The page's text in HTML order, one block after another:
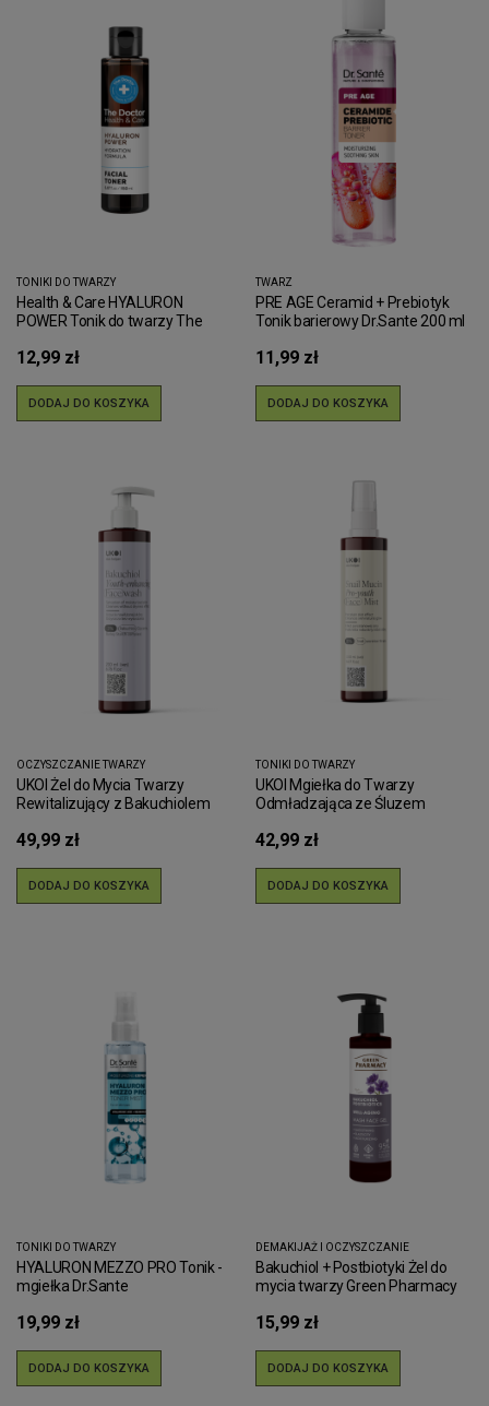
TONIKI DO TWARZY
Health & Care HYALURON
POWER Tonik do twarzy The
12,99 zł
DODAJ DO KOSZYKA
TWARZ
PRE AGE Ceramid + Prebiotyk
Tonik barierowy Dr.Sante 200 ml
11,99 zł
DODAJ DO KOSZYKA
OCZYSZCZANIE TWARZY
UKOI Żel do Mycia Twarzy
Rewitalizujący z Bakuchiolem
49,99 zł
DODAJ DO KOSZYKA
TONIKI DO TWARZY
UKOI Mgiełka do Twarzy
Odmładzająca ze Śluzem
42,99 zł
DODAJ DO KOSZYKA
TONIKI DO TWARZY
HYALURON MEZZO PRO Tonik -
mgiełka Dr.Sante
19,99 zł
DODAJ DO KOSZYKA
DEMAKIJAŻ I OCZYSZCZANIE
Bakuchiol + Postbiotyki Żel do
mycia twarzy Green Pharmacy
15,99 zł
DODAJ DO KOSZYKA